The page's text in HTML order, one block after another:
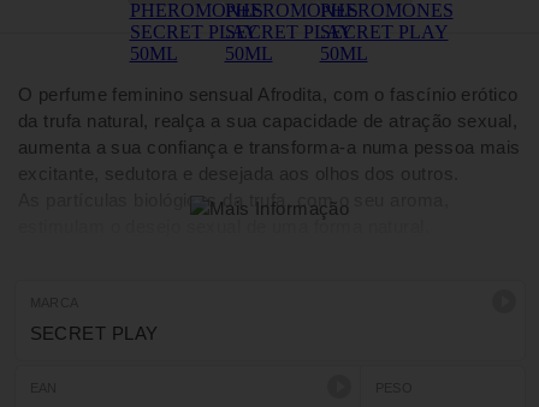
O perfume feminino sensual Afrodita, com o fascínio erótico
da trufa natural, realça a sua capacidade de atração sexual,
aumenta a sua confiança e transforma-a numa pessoa mais
excitante, sedutora e desejada aos olhos dos outros.
As partículas biológicas da trufa, com o seu aroma,
estimulam o desejo sexual de uma forma natural.
SECRET PLAY